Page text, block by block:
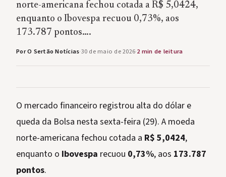
norte-americana fechou cotada a R$ 5,0424,
enquanto o Ibovespa recuou 0,73%, aos
173.787 pontos….
Por O Sertão Notícias·30 de maio de 2026·2 min de leitura
O mercado financeiro registrou alta do dólar e
queda da Bolsa nesta sexta-feira (29). A moeda
norte-americana fechou cotada a R$ 5,0424,
enquanto o Ibovespa recuou 0,73%, aos 173.787
pontos.